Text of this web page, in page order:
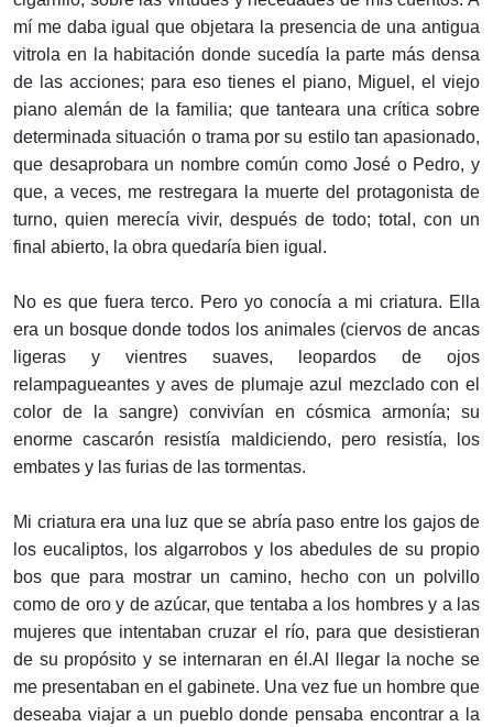
mí me daba igual que objetara la presencia de una antigua
vitrola en la habitación donde sucedía la parte más densa
de las acciones; para eso tienes el piano, Miguel, el viejo
piano alemán de la familia; que tanteara una crítica sobre
determinada situación o trama por su estilo tan apasionado,
que desaprobara un nombre común como José o Pedro, y
que, a veces, me restregara la muerte del protagonista de
turno, quien merecía vivir, después de todo; total, con un
final abierto, la obra quedaría bien igual.
No es que fuera terco. Pero yo conocía a mi criatura. Ella
era un bosque donde todos los animales (ciervos de ancas
ligeras y vientres suaves, leopardos de ojos
relampagueantes y aves de plumaje azul mezclado con el
color de la sangre) convivían en cósmica armonía; su
enorme cascarón resistía maldiciendo, pero resistía, los
embates y las furias de las tormentas.
Mi criatura era una luz que se abría paso entre los gajos de
los eucaliptos, los algarrobos y los abedules de su propio
bos que para mostrar un camino, hecho con un polvillo
como de oro y de azúcar, que tentaba a los hombres y a las
mujeres que intentaban cruzar el río, para que desistieran
de su propósito y se internaran en él.Al llegar la noche se
me presentaban en el gabinete. Una vez fue un hombre que
deseaba viajar a un pueblo donde pensaba encontrar a la